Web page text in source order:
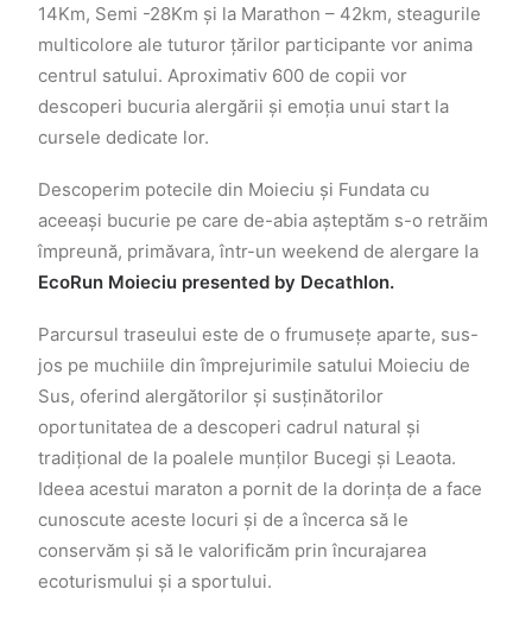
14Km, Semi -28Km și la Marathon – 42km, steagurile
multicolore ale tuturor țărilor participante vor anima
centrul satului. Aproximativ 600 de copii vor
descoperi bucuria alergării și emoția unui start la
cursele dedicate lor.
Descoperim potecile din Moieciu și Fundata cu
aceeași bucurie pe care de-abia așteptăm s-o retrăim
împreună, primăvara, într-un weekend de alergare la
EcoRun Moieciu presented by Decathlon.
Parcursul traseului este de o frumusețe aparte, sus-
jos pe muchiile din împrejurimile satului Moieciu de
Sus, oferind alergătorilor și susținătorilor
oportunitatea de a descoperi cadrul natural și
tradițional de la poalele munților Bucegi și Leaota.
Ideea acestui maraton a pornit de la dorința de a face
cunoscute aceste locuri și de a încerca să le
conservăm și să le valorificăm prin încurajarea
ecoturismului și a sportului.